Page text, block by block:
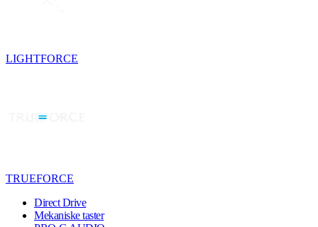
LIGHTFORCE
TRUEFORCE
Direct Drive
Mekaniske taster